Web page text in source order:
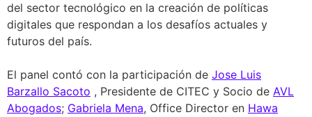
del sector tecnológico en la creación de políticas
digitales que respondan a los desafíos actuales y
futuros del país.
El panel contó con la participación de Jose Luis
Barzallo Sacoto , Presidente de CITEC y Socio de AVL
Abogados; Gabriela Mena, Office Director en Hawa